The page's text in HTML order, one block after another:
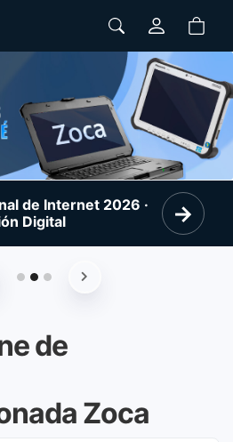
de Internet 2026 ·
Digital
→
Siguiente
de
Zoca